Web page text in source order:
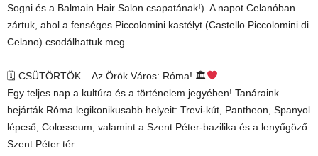
Sogni és a Balmain Hair Salon csapatának!). A napot Celanóban
zártuk, ahol a fenséges Piccolomini kastélyt (Castello Piccolomini di
Celano) csodálhattuk meg.
🗓 CSÜTÖRTÖK – Az Örök Város: Róma! 🏛
Egy teljes nap a kultúra és a történelem jegyében! Tanáraink
bejárták Róma legikonikusabb helyeit: Trevi-kút, Pantheon, Spanyol
lépcső, Colosseum, valamint a Szent Péter-bazilika és a lenyűgöző
Szent Péter tér.